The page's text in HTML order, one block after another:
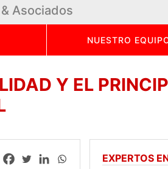
Asociados
NUESTRO
Y EL
EXPERTOS